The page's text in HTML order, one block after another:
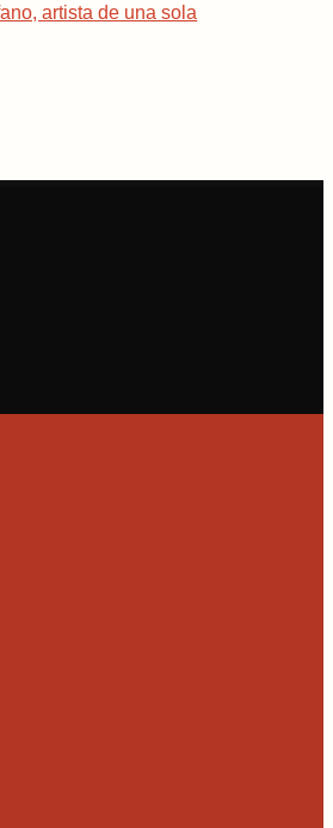
artista de una sola